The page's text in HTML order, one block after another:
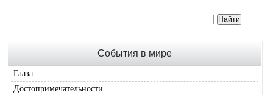
События в мире
Глаза
Достопримечательности